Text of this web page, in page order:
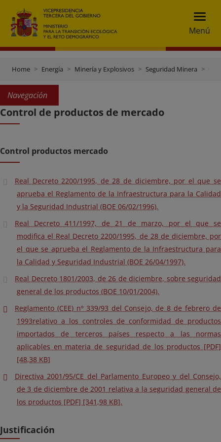
Menú
Home Energía Minería y Explosivos Seguridad Minera
Navegación
Control de productos de mercado
Control productos mercado
Real Decreto 2200/1995, de 28 de diciembre, por el que se
aprueba el Reglamento de la Infraestructura para la Calidad
y la Seguridad Industrial (BOE 06/02/1996).
Real Decreto 411/1997, de 21 de marzo, por el que se
modifica el Real Decreto 2200/1995, de 28 de diciembre, por
el que se aprueba el Reglamento de la Infraestructura para
la Calidad y Seguridad Industrial (BOE 26/04/1997).
Real Decreto 1801/2003, de 26 de diciembre, sobre seguridad
general de los productos (BOE 10/01/2004).
Reglamento (CEE) nº 339/93 del Consejo, de 8 de febrero de
1993relativo a los controles de conformidad de productos
importados de terceros países respecto a las normas
aplicables en materia de seguridad de los productos [PDF]
[48,38 KB]
Directiva 2001/95/CE del Parlamento Europeo y del Consejo,
de 3 de diciembre de 2001 relativa a la seguridad general de
los productos [PDF] [341,98 KB].
Justificación